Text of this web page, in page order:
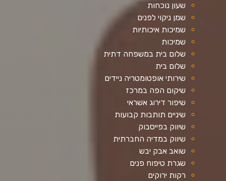
שעון נוכחות
שמן ניקוי לפנים
שמיכות איכותיות
שמיכות
שלום בית במשפחה דתית
שלום בית
שירותי אופטומטריה ניידים
שיקום הפה במרכז
שיפור דירוג אשראי
שיניים תותבות קבועות
שיווק בפייסבוק
שיווק במדיה החברתית
שואב אבק יבש
שגרת טיפוח פנים
רקות ירוקים